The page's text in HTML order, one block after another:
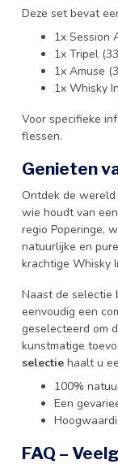
Deze set bevat
1x Session
1x Tripel
1x Amuse
1x Whisky
Voor specifieke
flessen.
Genieten
Ontdek de wereld
wie houdt van
regio Poperinge,
natuurlijke en
krachtige Whisky
Naast de selectie
eenvoudig een
geselecteerd om
kunstmatige
selectie haalt u
100%
Een
FAQ –